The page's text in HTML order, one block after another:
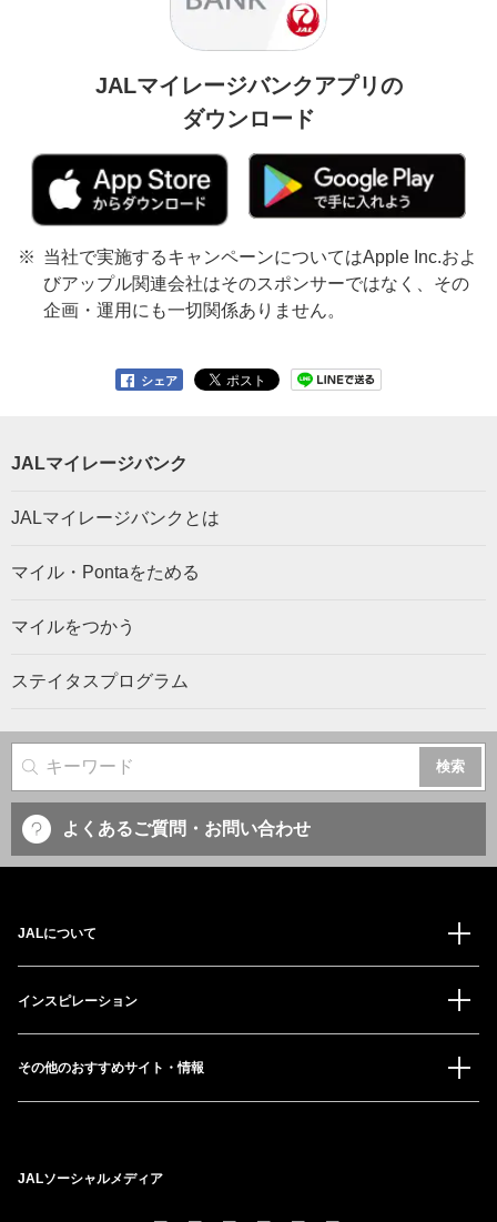
JALマイレージバンクアプリの
ダウンロード
当社で実施するキャンペーンについてはApple Inc.およ
びアップル関連会社はそのスポンサーではなく、その
企画・運用にも一切関係ありません。
シェア
JALマイレージバンク
JALマイレージバンクとは
マイル・Pontaをためる
マイルをつかう
ステイタスプログラム
サイト内検索
よくあるご質問・お問い合わせ
JALについて
インスピレーション
その他のおすすめサイト・情報
JALソーシャルメディア